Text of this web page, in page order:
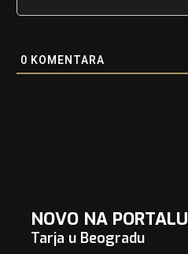
0 KOMENTARA
NOVO NA PORTALU
Tarja u Beogradu